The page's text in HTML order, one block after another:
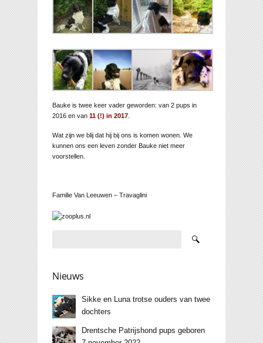
Bauke is twee keer vader geworden: van 2 pups in
2016 en van 11 (!) in 2017
Wat zijn we blij dat hij bij ons is komen wonen. We
kunnen ons een leven zonder Bauke niet meer
voorstellen.
Familie Van Leeuwen – Travaglini
Nieuws
Sikke en Luna trotse ouders van twee
dochters
Drentsche Patrijshond pups geboren